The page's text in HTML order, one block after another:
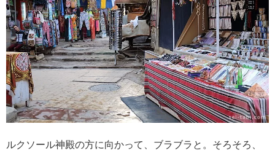
ルクソール神殿の方に向かって、ブラブラと。そろそろ、